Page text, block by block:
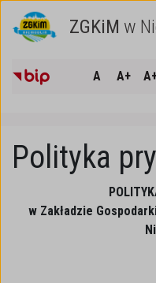
ZGKiM w
A A+
Polityka
w Zakładzie